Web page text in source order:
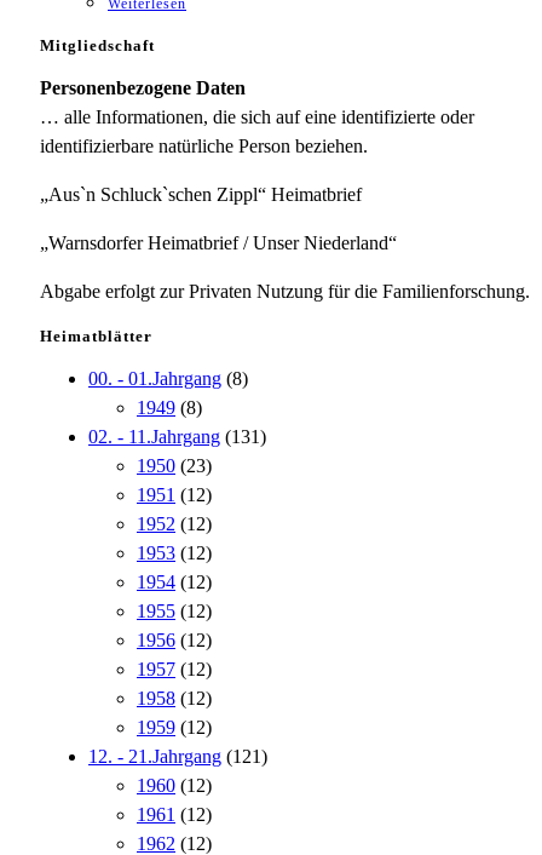
Mitgliedschaft
Personenbezogene Daten
… alle Informationen, die sich auf eine identifizierte oder
identifizierbare natürliche Person beziehen.
„Aus`n Schluck`schen Zippl“ Heimatbrief
„Warnsdorfer Heimatbrief / Unser Niederland“
Abgabe erfolgt zur Privaten Nutzung für die Familienforschung.
Heimatblätter
00. - 01.Jahrgang (8)
1949 (8)
02. - 11.Jahrgang (131)
1950 (23)
1951 (12)
1952 (12)
1953 (12)
1954 (12)
1955 (12)
1956 (12)
1957 (12)
1958 (12)
1959 (12)
12. - 21.Jahrgang (121)
1960 (12)
1961 (12)
1962 (12)